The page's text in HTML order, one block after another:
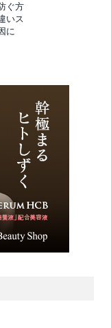
ぐ方
いス
に